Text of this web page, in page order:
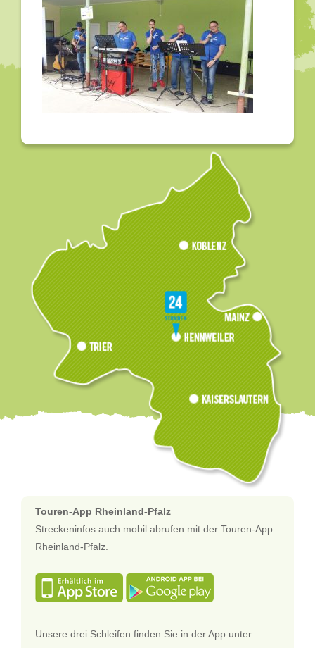
Touren-App Rheinland-Pfalz
Streckeninfos auch mobil abrufen mit der Touren-App
Rheinland-Pfalz.
Unsere drei Schleifen finden Sie in der App unter: